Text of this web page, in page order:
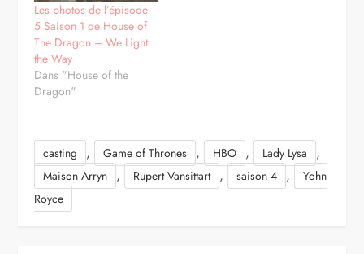
Les photos de l’épisode
5 Saison 1 de House of
The Dragon – We Light
the Way
Dans "House of the
Dragon"
casting , Game of Thrones , HBO , Lady Lysa ,
Maison Arryn , Rupert Vansittart , saison 4 ,
Yohn
Royce